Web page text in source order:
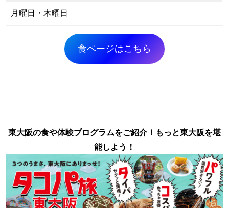
月曜日・木曜日
食ページはこちら
東大阪の食や体験プログラムをご紹介！もっと東大阪を堪
能しよう！